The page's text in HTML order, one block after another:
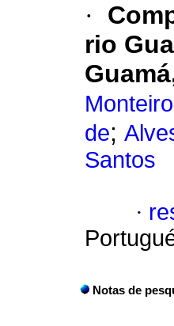
·
rio
de;
Santos
·
Notas de